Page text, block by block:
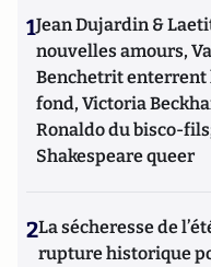
1Jean Dujardin &
nouvelles amours,
Benchetrit enterrent
fond, Victoria
Ronaldo du bisco-
Shakespeare queer
2La sécheresse de
rupture historique